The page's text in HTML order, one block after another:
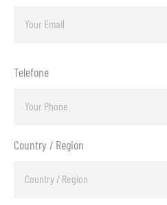
Telefone
Country / Region